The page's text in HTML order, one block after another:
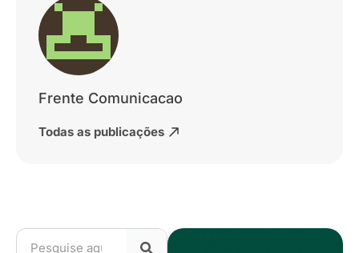
Frente Comunicacao
Todas as publicações